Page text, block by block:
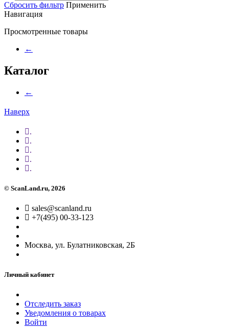
Сбросить фильтр Применить
Навигация
Просмотренные товары
←
Каталог
←
Наверх
.
.
.
.
.
© ScanLand.ru, 2026
sales@scanland.ru
+7(495) 00-33-123
Москва, ул. Булатниковская, 2Б
Личный кабинет
Отследить заказ
Уведомления о товарах
Войти